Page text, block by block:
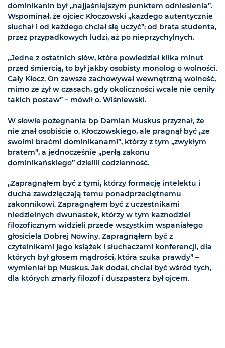
dominikanin był „najjaśniejszym punktem odniesienia”.
Wspominał, że ojciec Kłoczowski „każdego autentycznie
słuchał i od każdego chciał się uczyć”: od brata studenta,
przez przypadkowych ludzi, aż po nieprzychylnych.
„Jedne z ostatnich słów, które powiedział kilka minut
przed śmiercią, to był jakby osobisty monolog o wolności.
Cały Kłocz. On zawsze zachowywał wewnętrzną wolność,
mimo że żył w czasach, gdy okoliczności wcale nie ceniły
takich postaw” – mówił o. Wiśniewski.
W słowie pożegnania bp Damian Muskus przyznał, że
nie znał osobiście o. Kłoczowskiego, ale pragnął być „ze
swoimi braćmi dominikanami”, którzy z tym „zwykłym
bratem”, a jednocześnie „perłą zakonu
dominikańskiego” dzielili codzienność.
„Zapragnąłem być z tymi, którzy formację intelektu i
ducha zawdzięczają temu ponadprzeciętnemu
zakonnikowi. Zapragnąłem być z uczestnikami
niedzielnych dwunastek, którzy w tym kaznodziei
filozoficznym widzieli przede wszystkim wspaniałego
głosiciela Dobrej Nowiny. Zapragnąłem być z
czytelnikami jego książek i słuchaczami konferencji, dla
których był głosem mądrości, która szuka prawdy” –
wymieniał bp Muskus. Jak dodał, chciał być wśród tych,
dla których zmarły filozof i duszpasterz był ojcem.